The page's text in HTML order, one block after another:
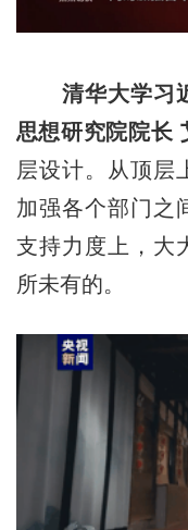
清华大学习
思想研究院院长
层设计。从顶层
加强各个部门之
支持力度上，大
所未有的。